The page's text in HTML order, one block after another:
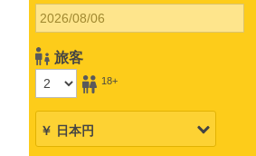
旅客
18+